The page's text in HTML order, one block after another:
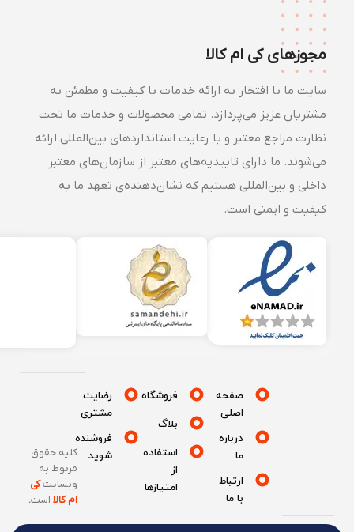
مجوزهای کی ام کالا
سایت ما با افتخار به ارائه خدمات با کیفیت و مطمئن به
مشتریان عزیز می‌پردازد. تمامی محصولات و خدمات ما تحت
نظارت مراجع معتبر و با رعایت استانداردهای بین‌المللی ارائه
می‌شوند. ما دارای تاییدیه‌های معتبر از سازمان‌های معتبر
داخلی و بین‌المللی هستیم که نشان‌دهنده‌ی تعهد ما به
کیفیت و ایمنی است.
صفحه
درباره
ارتباط
فروشگاه
بلاگ
استفاده
امتیازها
رضایت
مشتری
فروشنده
شوید
کلیه حقوق
مربوط به
وبسایتکی
ام کالااست.